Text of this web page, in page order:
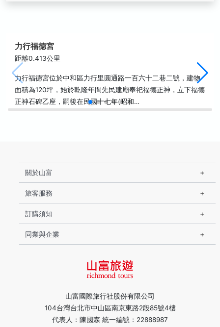
力行福德宮
距離0.413公里
力行福德宮位於中和區力行里圓通路一百六十二巷二號，建物
面積為120坪，始於乾隆年間先民建廟奉祀福德正神，立下福德
正神石碑乙座，嗣後在民國十七年(昭和…
山富國際旅行社股份有限公司
104台灣台北市中山區南京東路2段85號4樓
代表人：陳國森 統一編號：22888987
關於山富
旅客服務
訂購須知
同業與企業